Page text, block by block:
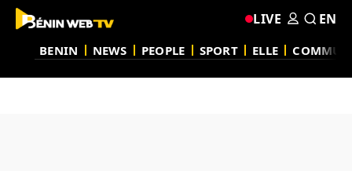
BENIN NEWS PEOPLE SPORT ELLE
LIVE EN